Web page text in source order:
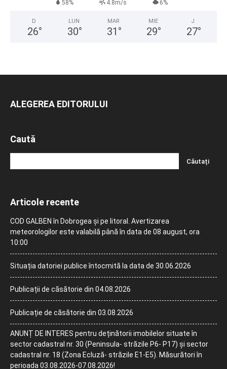
58% 4.8m/s 6%
D
26°
LUN
30°
MAR
31 °
MIE
29°
J
27°
ALEGEREA EDITORULUI
Caută
Articole recente
COD GALBEN în Dobrogea și pe litoral. Avertizarea
meteorologilor este valabilă până în data de 08 august, ora
10:00
Situația datoriei publice întocmită la data de 30.06.2026
Publicații de căsătorie din 04.08.2026
Publicație de căsătorie din 03.08.2026
ANUNȚ DE INTERES pentru deținătorii imobilelor situate în
sector cadastral nr. 30 (Peninsula- străzile P6- P17) și sector
cadastral nr. 18 (Zona Ecluză- străzile E1-E5). Măsurători în
perioada 03.08.2026-07.08.2026!